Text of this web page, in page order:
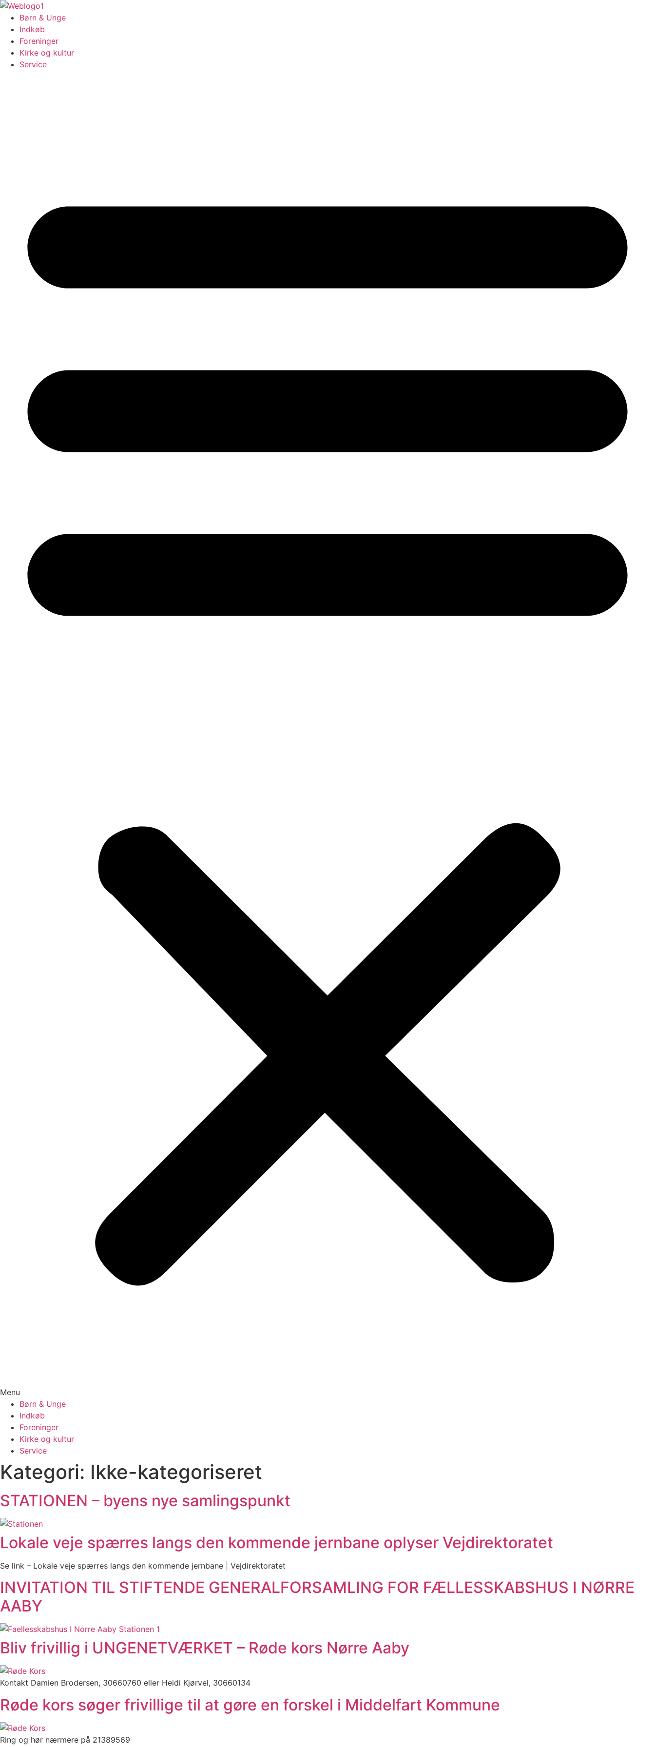
Videre
indhold
Børn & Unge
Indkøb
Foreninger
Kirke og kultur
Service
Menu
Børn & Unge
Indkøb
Foreninger
Kirke og kultur
Service
Kategori: Ikke-kategoriseret
STATIONEN – byens nye samlingspunkt
Lokale veje spærres langs den kommende jernbane oplyser Vejdirektoratet
Se link – Lokale veje spærres langs den kommende jernbane | Vejdirektoratet
INVITATION TIL STIFTENDE GENERALFORSAMLING FOR FÆLLESSKABSHUS I NØRRE
AABY
Bliv frivillig i UNGENETVÆRKET – Røde kors Nørre Aaby
Kontakt Damien Brodersen, 30660760 eller Heidi Kjørvel, 30660134
Røde kors søger frivillige til at gøre en forskel i Middelfart Kommune
Ring og hør nærmere på 21389569